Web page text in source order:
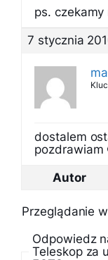
ps.
7 stycznia
dostalem
pozdrawiam
Autor
Przeglądanie
Odpowiedz
Teleskop za